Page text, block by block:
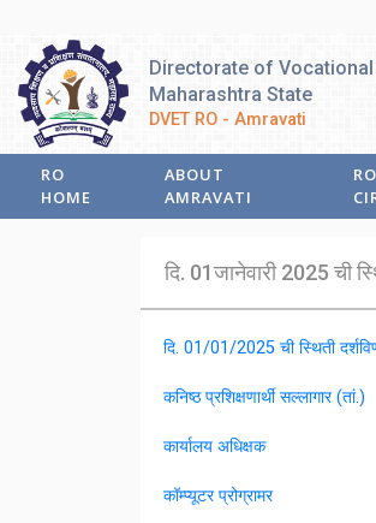
Directorate of
Maharashtra State
DVET RO - Amravati
RO
HOME
ABOUT
AMRAVATI
दि. 01जानेवारी 2025 ची
दि. 01/01/2025 ची स्थिती
कनिष्ठ प्रशिक्षणार्थी सल्लागार (तां.)
कार्यालय अधिक्षक
कॉम्प्यूटर प्रोग्रामर